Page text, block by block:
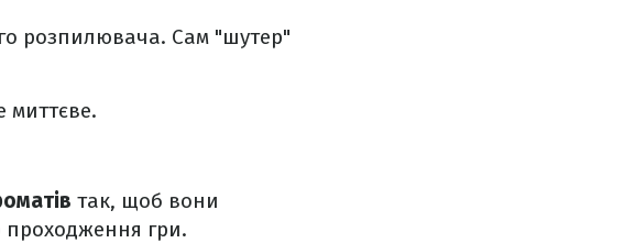
розпилювача. Сам "шутер"
миттєве.
так, щоб вони
проходження гри.